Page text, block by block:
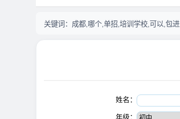
关键词： 成都,哪个,单招,培训学校,可以,包进
姓名：
年级：